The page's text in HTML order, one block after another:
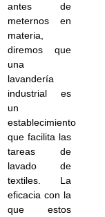
antes de
meternos en
materia,
diremos que
una
lavandería
industrial es
un
establecimiento
que facilita las
tareas de
lavado de
textiles. La
eficacia con la
que estos